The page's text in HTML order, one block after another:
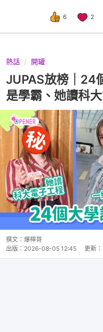
6 2
熱話 開罐
JUPAS放榜｜24
是學霸、她讀科
撰文： 爆檸哥
出版： 2026-08-05 12:45 更新：